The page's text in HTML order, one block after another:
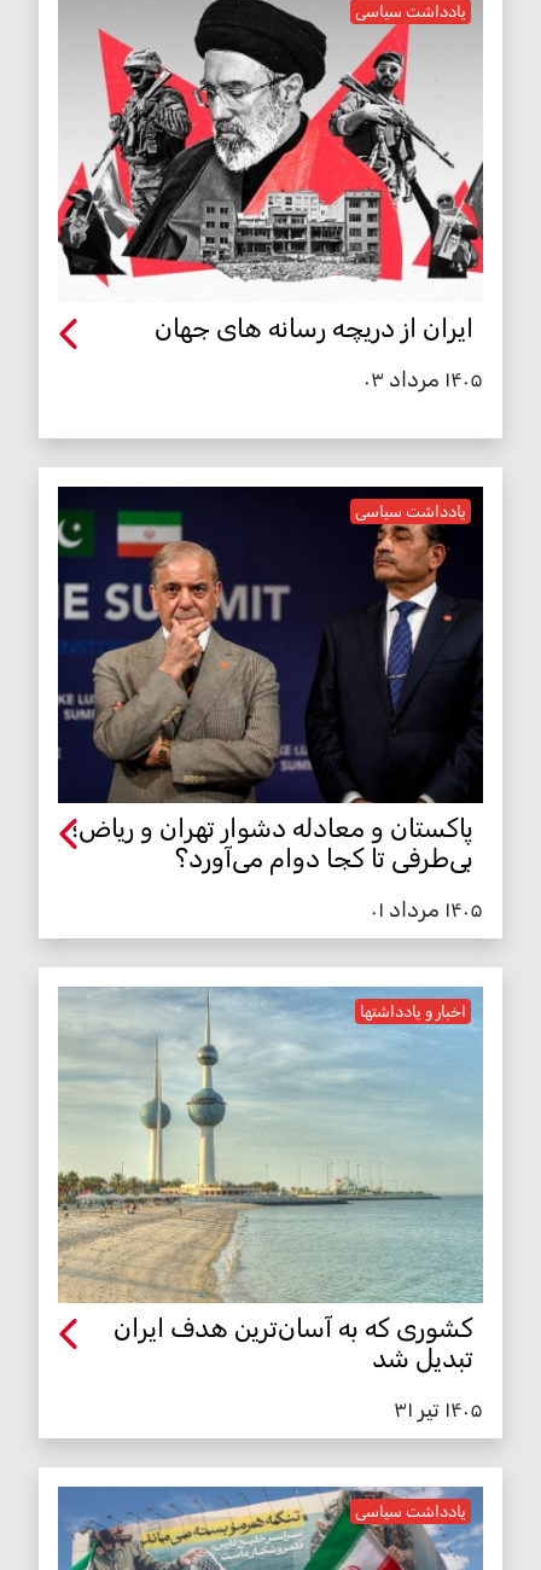
یادداشت سیاسی
ایران از دریچه رسانه های جهان
۱۴۰۵ مرداد ۰۳
یادداشت سیاسی
پاکستان و معادله دشوار تهران و ریاض؛
بی‌طرفی تا کجا دوام می‌آورد؟
۱۴۰۵ مرداد ۰۱
اخبار و یادداشتها
کشوری که به آسان‌ترین هدف ایران
تبدیل شد
۱۴۰۵ تیر ۳۱
یادداشت سیاسی